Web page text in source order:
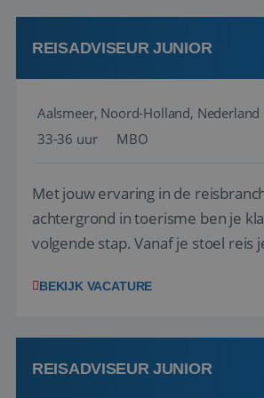
werken: of het nu gaat om vragen
REISADVISEUR JUNIOR
Aalsmeer, Noord-Holland, Nederland
33-36 uur
MBO
Met jouw ervaring in de
achtergrond in toerisme ben je
volgende stap. Vanaf je stoel reis
wensen van je team, je klant en
klanten te overtuigen om die
boeken! ...
BEKIJK VACATURE
REISADVISEUR JUNIOR